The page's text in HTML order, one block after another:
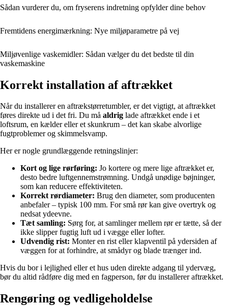
Sådan vurderer du, om fryserens indretning opfylder dine behov
Fremtidens energimærkning: Nye miljøparametre på vej
Miljøvenlige vaskemidler: Sådan vælger du det bedste til din
vaskemaskine
Korrekt installation af aftrækket
Når du installerer en aftrækstørretumbler, er det vigtigt, at aftrækket
føres direkte ud i det fri. Du må aldrig lade aftrækket ende i et
loftsrum, en kælder eller et skunkrum – det kan skabe alvorlige
fugtproblemer og skimmelsvamp.
Her er nogle grundlæggende retningslinjer:
Kort og lige rørføring: Jo kortere og mere lige aftrækket er,
desto bedre luftgennemstrømning. Undgå unødige bøjninger,
som kan reducere effektiviteten.
Korrekt rørdiameter: Brug den diameter, som producenten
anbefaler – typisk 100 mm. For små rør kan give overtryk og
nedsat ydeevne.
Tæt samling: Sørg for, at samlinger mellem rør er tætte, så der
ikke slipper fugtig luft ud i vægge eller lofter.
Udvendig rist: Monter en rist eller klapventil på ydersiden af
væggen for at forhindre, at smådyr og blade trænger ind.
Hvis du bor i lejlighed eller et hus uden direkte adgang til ydervæg,
bør du altid rådføre dig med en fagperson, før du installerer aftrækket.
Rengøring og vedligeholdelse